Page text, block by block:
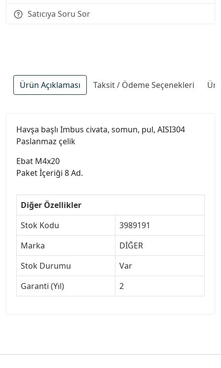
Satıcıya Soru Sor
Ürün Açıklaması Taksit / Ödeme Seçenekleri
Havşa başlı Imbus civata, somun, pul, AISI304
Paslanmaz çelik
Ebat M4x20
Paket İçeriği 8 Ad.
Diğer Özellikler
Stok Kodu
3989191
Marka
DİĞER
Stok Durumu
Var
Garanti (Yıl)
2